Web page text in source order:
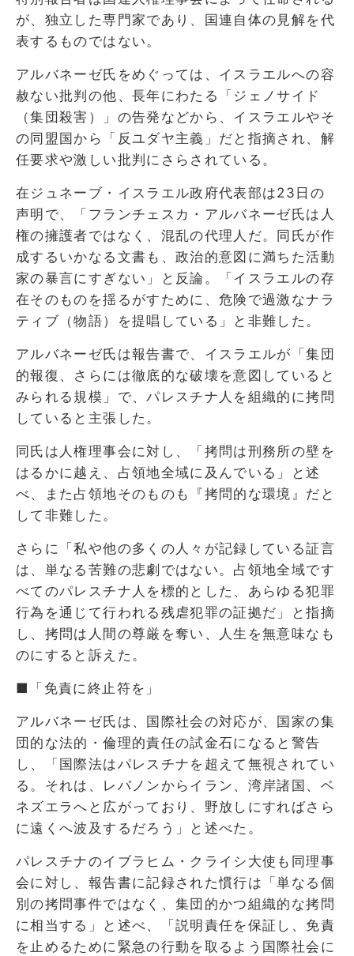
が、独立した専門家であり、国連自体の見解を代
表するものではない。
アルバネーゼ氏をめぐっては、イスラエルへの容
赦ない批判の他、長年にわたる「ジェノサイド
（集団殺害）」の告発などから、イスラエルやそ
の同盟国から「反ユダヤ主義」だと指摘され、解
任要求や激しい批判にさらされている。
在ジュネーブ・イスラエル政府代表部は23日の
声明で、「フランチェスカ・アルバネーゼ氏は人
権の擁護者ではなく、混乱の代理人だ。同氏が作
成するいかなる文書も、政治的意図に満ちた活動
家の暴言にすぎない」と反論。「イスラエルの存
在そのものを揺るがすために、危険で過激なナラ
ティブ（物語）を提唱している」と非難した。
アルバネーゼ氏は報告書で、イスラエルが「集団
的報復、さらには徹底的な破壊を意図していると
みられる規模」で、パレスチナ人を組織的に拷問
していると主張した。
同氏は人権理事会に対し、「拷問は刑務所の壁を
はるかに越え、占領地全域に及んでいる」と述
べ、また占領地そのものも『拷問的な環境』だと
して非難した。
さらに「私や他の多くの人々が記録している証言
は、単なる苦難の悲劇ではない。占領地全域です
べてのパレスチナ人を標的とした、あらゆる犯罪
行為を通じて行われる残虐犯罪の証拠だ」と指摘
し、拷問は人間の尊厳を奪い、人生を無意味なも
のにすると訴えた。
■「免責に終止符を」
アルバネーゼ氏は、国際社会の対応が、国家の集
団的な法的・倫理的責任の試金石になると警告
し、「国際法はパレスチナを超えて無視されてい
る。それは、レバノンからイラン、湾岸諸国、ベ
ネズエラへと広がっており、野放しにすればさら
に遠くへ波及するだろう」と述べた。
パレスチナのイブラヒム・クライシ大使も同理事
会に対し、報告書に記録された慣行は「単なる個
別の拷問事件ではなく、集団的かつ組織的な拷問
に相当する」と述べ、「説明責任を保証し、免責
を止めるために緊急の行動を取るよう国際社会に